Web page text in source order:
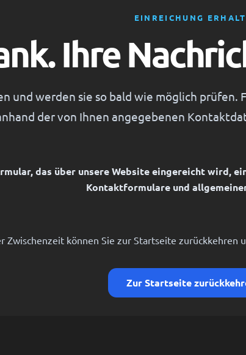
EINREICHUNG
Ihre
und werden sie so bald wie möglich
der von Ihnen angegebenen
das über unsere Website eingereicht wird,
Kontaktformulare und
Zwischenzeit können Sie zur Startseite zurückkehren
Zur Startseite